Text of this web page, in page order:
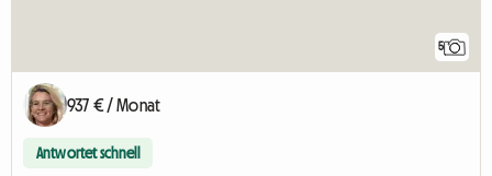
5
937 € / Monat
Antwortet schnell